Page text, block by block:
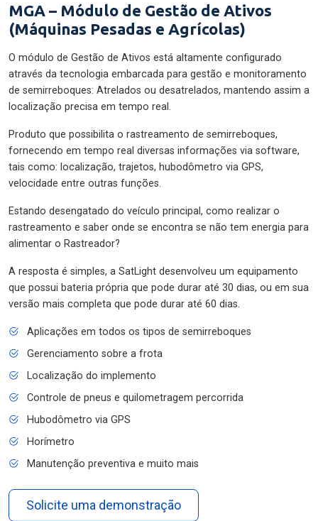
MGA – Módulo de Gestão de Ativos
(Máquinas Pesadas e Agrícolas)
O módulo de Gestão de Ativos está altamente configurado
através da tecnologia embarcada para gestão e monitoramento
de semirreboques: Atrelados ou desatrelados, mantendo assim a
localização precisa em tempo real.
Produto que possibilita o rastreamento de semirreboques,
fornecendo em tempo real diversas informações via software,
tais como: localização, trajetos, hubodômetro via GPS,
velocidade entre outras funções.
Estando desengatado do veículo principal, como realizar o
rastreamento e saber onde se encontra se não tem energia para
alimentar o Rastreador?
A resposta é simples, a SatLight desenvolveu um equipamento
que possui bateria própria que pode durar até 30 dias, ou em sua
versão mais completa que pode durar até 60 dias.
Aplicações em todos os tipos de semirreboques
Gerenciamento sobre a frota
Localização do implemento
Controle de pneus e quilometragem percorrida
Hubodômetro via GPS
Horímetro
Manutenção preventiva e muito mais
Solicite uma demonstração